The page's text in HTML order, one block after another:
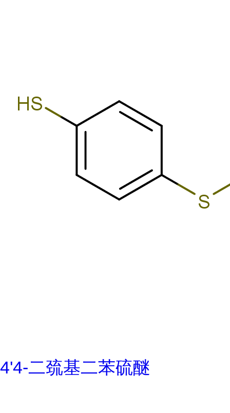
4'4-二巯基二苯硫醚